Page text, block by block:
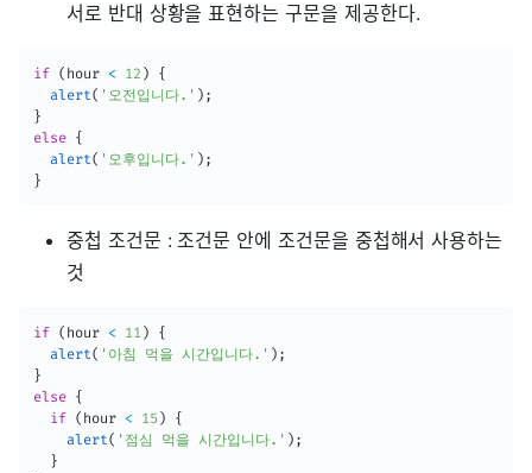
서로 반대 상황을 표현하는 구문을 제공한다.
if ( hour < 12 )
{
alert( '오전입니다.' ) ;
}
else {
alert( '오후입니다.' ) ;
}
중첩 조건문 : 조건문 안에 조건문을 중첩해서 사용하는
것
if ( hour < 11 )
{
alert( '아침 먹을 시간입니다.' ) ;
}
else {
if ( hour < 15 )
{
alert( '점심 먹을 시간입니다.' ) ;
}